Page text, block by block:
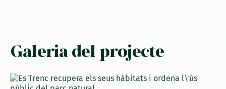
Galeria del projecte